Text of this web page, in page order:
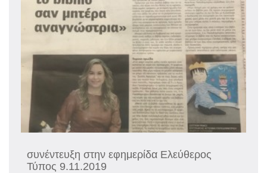
συνέντευξη στην εφημερίδα Ελεύθερος
Τύπος 9.11.2019